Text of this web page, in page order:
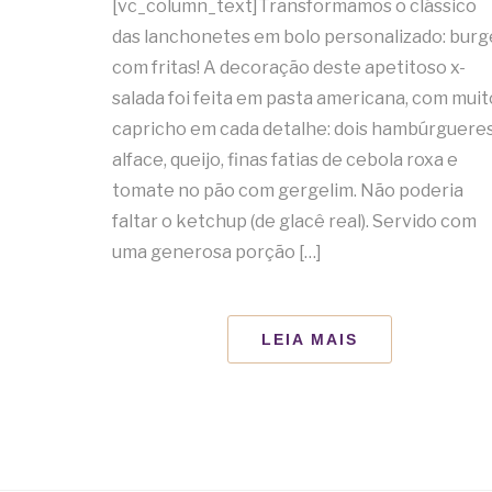
[vc_column_text]Transformamos o clássico
das lanchonetes em bolo personalizado:
com fritas! A decoração deste apetitoso x-
salada foi feita em pasta americana, com
capricho em cada detalhe: dois
alface, queijo, finas fatias de cebola roxa e
tomate no pão com gergelim. Não poderia
faltar o ketchup (de glacê real). Servido com
uma generosa porção […]
LEIA MAIS